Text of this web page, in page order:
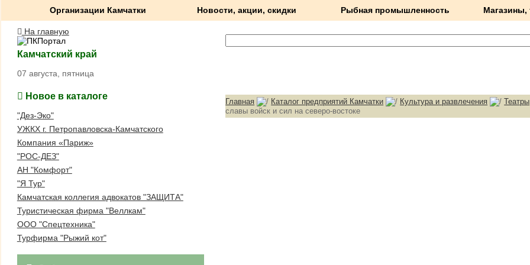
Организации Камчатки Новости, акции, скидки Рыбная промышленность Магазины,
На главную
Камчатский край
07 августа, пятница
Новое в каталоге
"Дез-Эко"
УЖКХ г. Петропавловска-Камчатского
Компания «Париж»
"РОС-ДЕЗ"
АН "Комфорт"
"Я Тур"
Камчатская коллегия адвокатов "ЗАЩИТА"
Туристическая фирма "Веллкам"
ООО "Спецтехника"
Турфирма "Рыжий кот"
Главная Каталог предприятий Камчатки Культура и развлечения
славы войск и сил на северо-востоке